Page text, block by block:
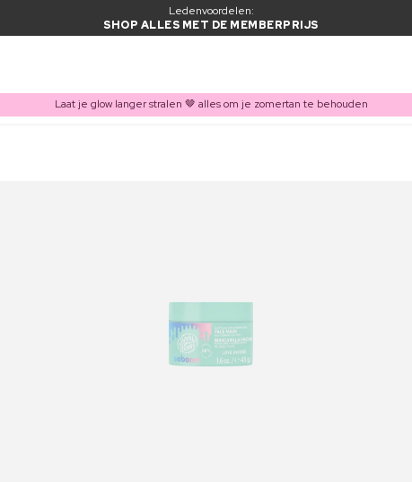
Ledenvoordelen:
SHOP ALLES MET DE MEMBERPRIJS
Laat je glow langer stralen 🤎 alles om je zomertan te behouden